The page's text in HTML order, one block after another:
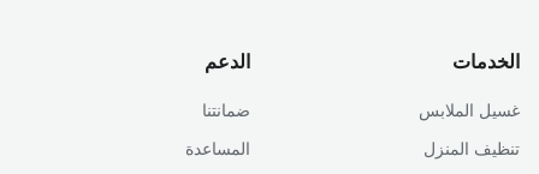
الخدمات
غسيل الملابس
تنظيف المنزل
الدعم
ضمانتنا
المساعدة